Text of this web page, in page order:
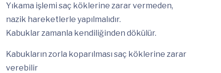
Yıkama işlemi saç köklerine zarar vermeden,
nazik hareketlerle yapılmalıdır.
Kabuklar zamanla kendiliğinden dökülür.
Kabukların zorla koparılması saç köklerine zarar
verebilir